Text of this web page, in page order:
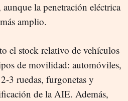
la penetración eléctrica
amplio.
el stock relativo de vehículos
de movilidad: automóviles,
3 ruedas, furgonetas y
de la AIE. Además,